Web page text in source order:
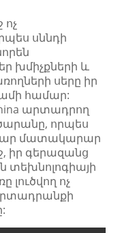
ոչ
սննդի
խմիչքների և
սերը իր
համար:
արտադրող
որպես
մատակարար
իր գերազանց
լուծվող ոչ